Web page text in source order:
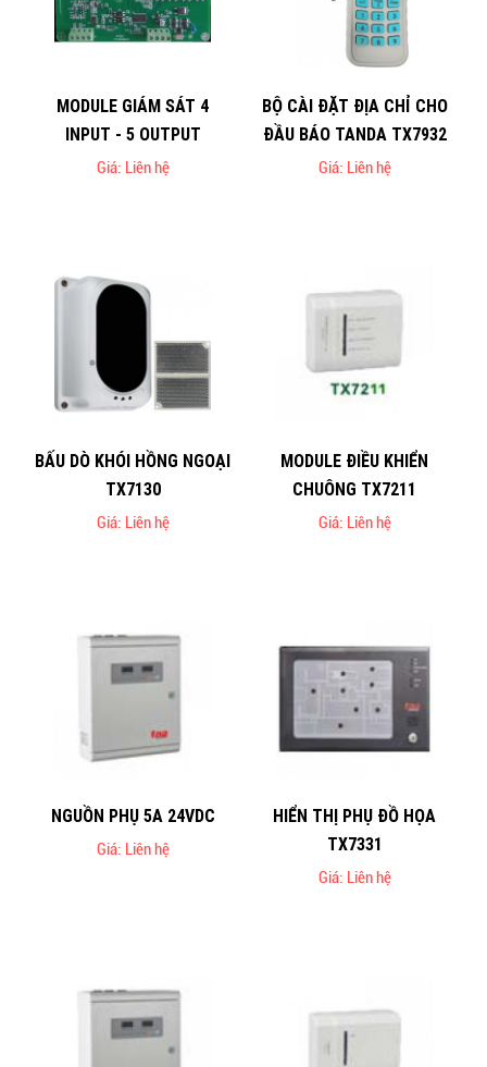
MODULE GIÁM SÁT 4
INPUT - 5 OUTPUT
Giá: Liên hệ
BỘ CÀI ĐẶT ĐỊA CHỈ CHO
ĐẦU BÁO TANDA TX7932
Giá: Liên hệ
BẤU DÒ KHÓI HỒNG NGOẠI
TX7130
Giá: Liên hệ
MODULE ĐIỀU KHIỂN
CHUÔNG TX7211
Giá: Liên hệ
NGUỒN PHỤ 5A 24VDC
Giá: Liên hệ
HIỂN THỊ PHỤ ĐỒ HỌA
TX7331
Giá: Liên hệ